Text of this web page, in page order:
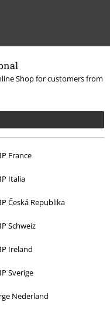
Shop for customers from
France
Italia
Česká Republika
Schweiz
Ireland
Sverige
Nederland
gespen